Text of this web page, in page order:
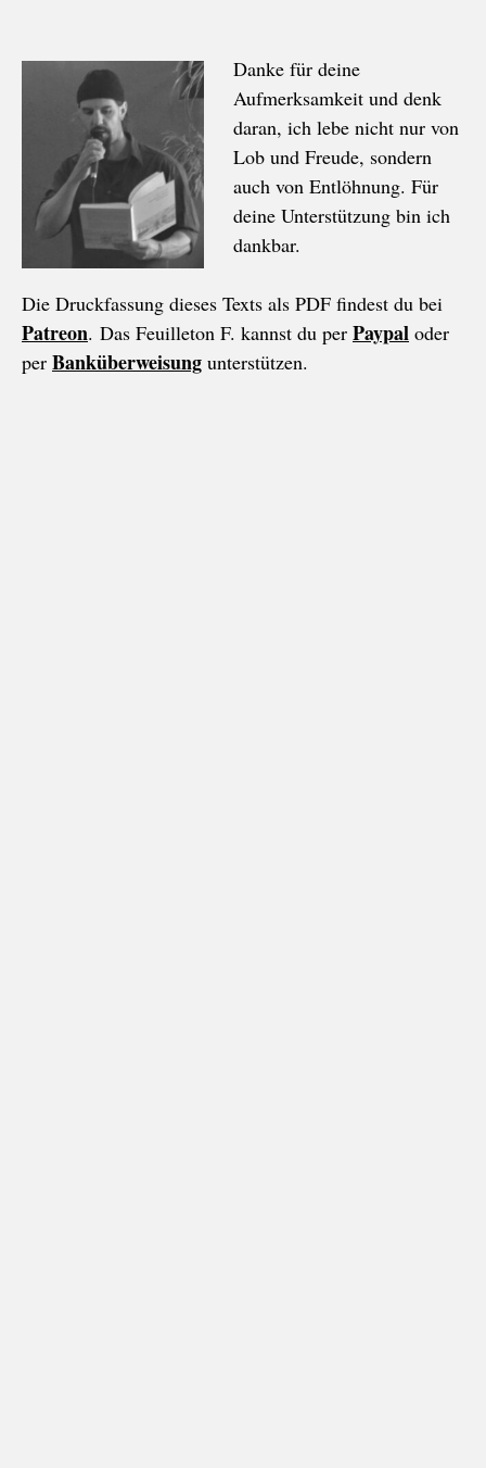
Danke für deine
Aufmerksamkeit und denk
daran, ich lebe nicht nur von
Lob und Freude, sondern
auch von Entlöhnung. Für
deine Unterstützung bin ich
dankbar.
Die Druckfassung dieses Texts als PDF findest du bei
Patreon. Das Feuilleton F. kannst du per Paypal oder
per Banküberweisung unterstützen.